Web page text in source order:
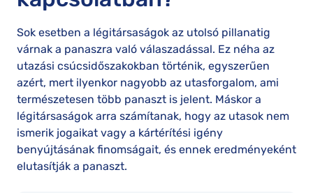
Sok esetben a légitársaságok az utolsó pillanatig
várnak a panaszra való válaszadással. Ez néha az
utazási csúcsidőszakokban történik, egyszerűen
azért, mert ilyenkor nagyobb az utasforgalom, ami
természetesen több panaszt is jelent. Máskor a
légitársaságok arra számítanak, hogy az utasok nem
ismerik jogaikat vagy a kártérítési igény
benyújtásának finomságait, és ennek eredményeként
elutasítják a panaszt.